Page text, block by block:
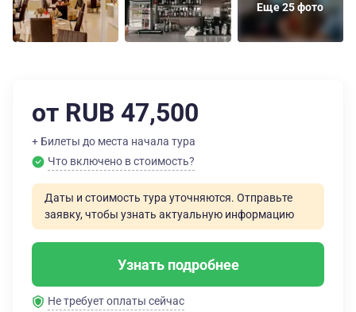
Еще 25 фото
от RUB 47,500
+ Билеты до места начала тура
Что включено в стоимость?
Даты и стоимость тура уточняются. Отправьте
заявку, чтобы узнать актуальную информацию
Узнать подробнее
Не требует оплаты сейчас